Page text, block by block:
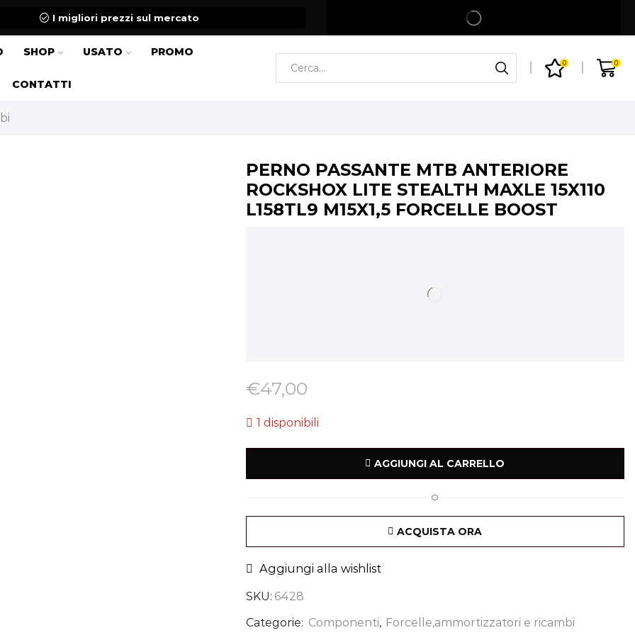
I migliori prezzi sul mercato Spedizione gratuita per ordini superiori a 99€
SHOP USATO PROMO
CONTATTI
0 0
PERNO PASSANTE MTB ANTERIORE
ROCKSHOX LITE STEALTH MAXLE 15X110
L158TL9 M15X1,5 FORCELLE BOOST
€47,00
1 disponibili
AGGIUNGI AL CARRELLO
O
ACQUISTA ORA
Aggiungi alla wishlist
SKU: 6428
Categorie: Componenti, Forcelle,ammortizzatori e ricambi